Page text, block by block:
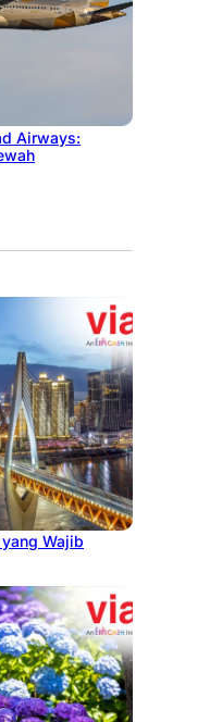
Airways:
Wajib